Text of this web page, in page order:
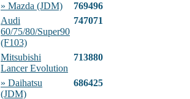
» Mazda (JDM)
769496
Audi
60/75/80/Super90
(F103)
747071
Mitsubishi
Lancer Evolution
713880
» Daihatsu
(JDM)
686425